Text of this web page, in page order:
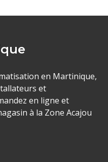
en Martinique,
et
en ligne et
à la Zone Acajou